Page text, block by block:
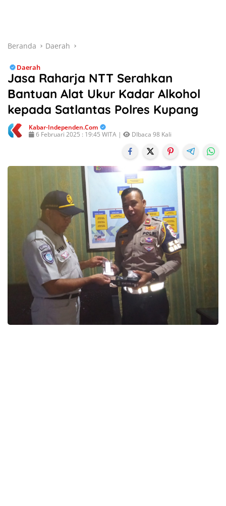
Beranda Daerah
Daerah
Jasa Raharja NTT Serahkan
Bantuan Alat Ukur Kadar Alkohol
kepada Satlantas Polres Kupang
Kabar-Independen.com
6 Februari 2025 : 19:45 WITA |
DIbaca 98 Kali